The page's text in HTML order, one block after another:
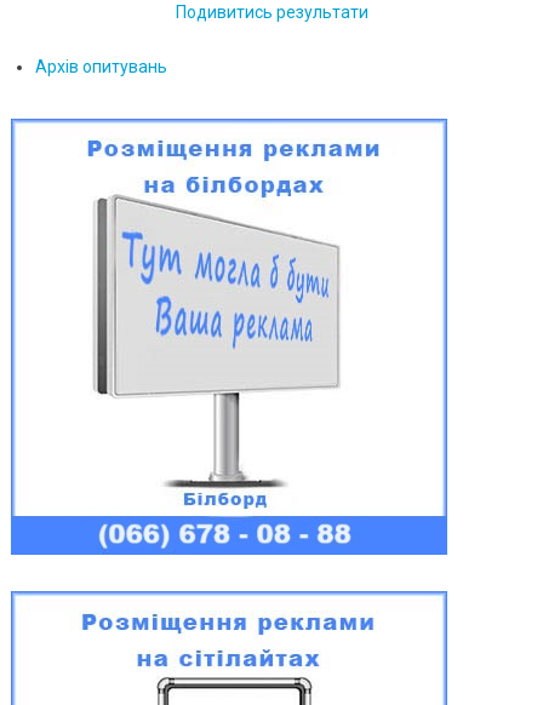
Подивитись результати
Архів опитувань